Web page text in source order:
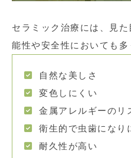
セラミック治療には、見
能性や安全性においても多
自然な美しさ
変色しにくい
金属アレルギーのリ
衛生的で虫歯になり
耐久性が高い